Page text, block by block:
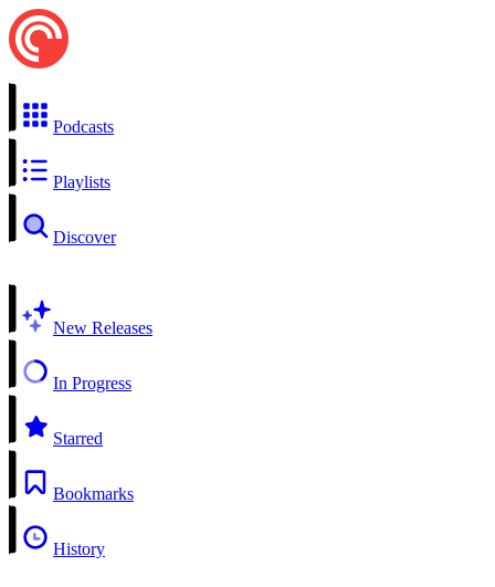
Podcasts
Playlists
Discover
New Releases
In Progress
Starred
Bookmarks
History